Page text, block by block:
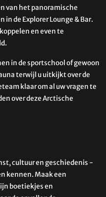
van het panoramische
de Explorer Lounge & Bar.
en even te
in de sportschool of gewoon
terwijl u uitkijkt over de
klaar om al uw vragen te
over deze Arctische
cultuur en geschiedenis -
kennen. Maak een
boetiekjes en